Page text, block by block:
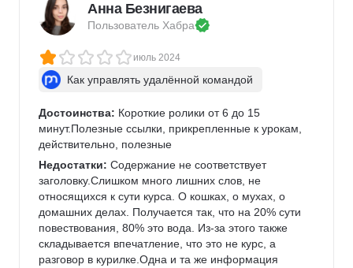
Анна Безнигаева
Пользователь Хабра
июль 2024
Как управлять удалённой командой
Достоинства: Короткие ролики от 6 до 15
минут.Полезные ссылки, прикрепленные к урокам,
действительно, полезные
Недостатки: Содержание не соответствует
заголовку.Слишком много лишних слов, не
относящихся к сути курса. О кошках, о мухах, о
домашних делах. Получается так, что на 20% сути
повествования, 80% это вода. Из-за этого также
складывается впечатление, что это не курс, а
разговор в курилке.Одна и та же информация